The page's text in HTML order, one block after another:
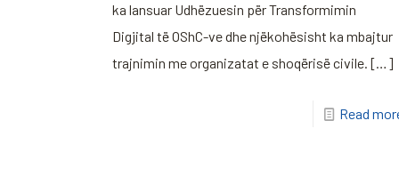
ka lansuar Udhëzuesin për Transformimin
Digjital të OShC-ve dhe njëkohësisht ka mbajtur
trajnimin me organizatat e shoqërisë civile. […]
Read